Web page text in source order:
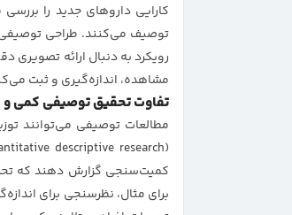
کارایی داروهای جدید را
رویکرد به دنبال ارائه
مشاهده، اندازه‌گیری و ثبت
تفاوت تحقیق توصیفی کمی
مطالعات توصیفی می‌توانند
برای مثال، نظرسنجی برای